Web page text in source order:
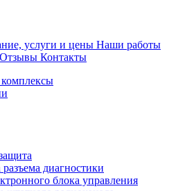
услуги и цены Наши работы
Отзывы Контакты
диагностики
блока управления